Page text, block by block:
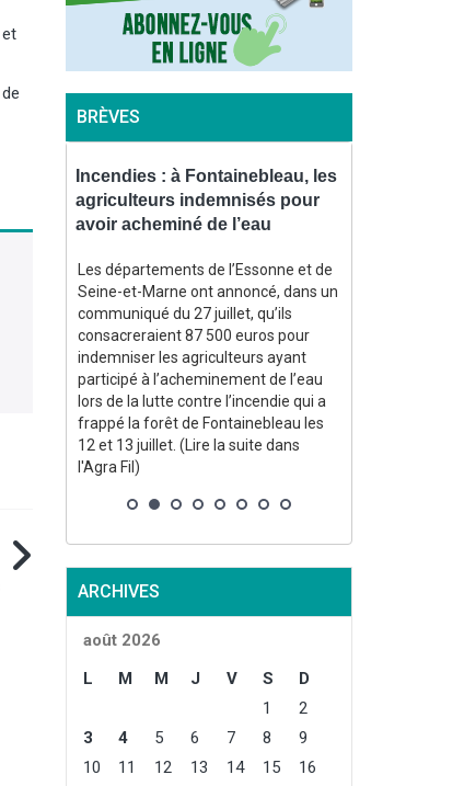
BRÈVES
en
Incendies : à Fontainebleau, les
agriculteurs indemnisés pour
avoir acheminé de l’eau
Les départements de l’Essonne et de
Seine-et-Marne ont annoncé, dans un
communiqué du 27 juillet, qu’ils
consacreraient 87 500 euros pour
indemniser les agriculteurs ayant
participé à l’acheminement de l’eau
lors de la lutte contre l’incendie qui a
frappé la forêt de Fontainebleau les
12 et 13 juillet. (Lire la suite dans
l'Agra Fil)
ARCHIVES
août 2026
L
M M J V S
D
1
2
3
4 5 6 7 8
9
10
11 12 13 14 15
16